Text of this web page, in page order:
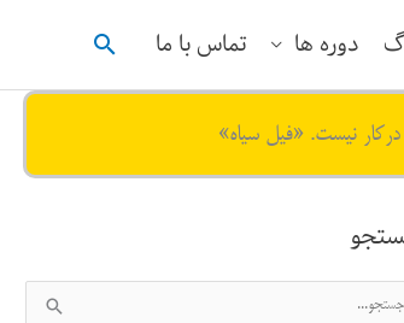
دوره ها تماس با ما جستجو
نیست. «فیل سیاه»